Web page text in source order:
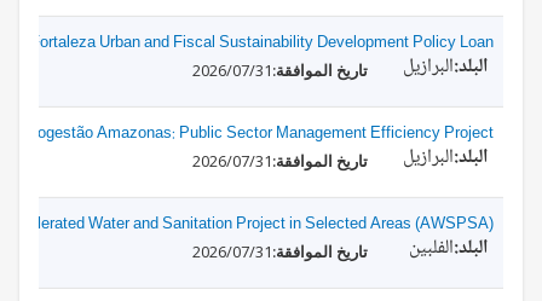
Fortaleza Urban and Fiscal Sustainability Development Policy Loan
البرازيل 2026/07/31
- Progestão Amazonas: Public Sector Management Efficiency Project
البرازيل 2026/07/31
Water and Sanitation Project in Selected Areas (AWSPSA)
الفلبين 2026/07/31